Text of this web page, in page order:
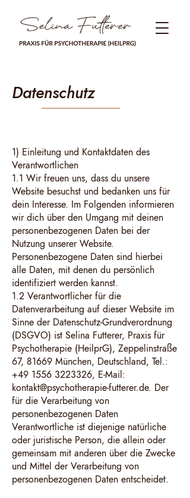
Datenschutz
1) Einleitung und Kontaktdaten des
Verantwortlichen
1.1 Wir freuen uns, dass du unsere
Website besuchst und bedanken uns für
dein Interesse. Im Folgenden informieren
wir dich über den Umgang mit deinen
personenbezogenen Daten bei der
Nutzung unserer Website.
Personenbezogene Daten sind hierbei
alle Daten, mit denen du persönlich
identifiziert werden kannst.
1.2 Verantwortlicher für die
Datenverarbeitung auf dieser Website im
Sinne der Datenschutz-Grundverordnung
(DSGVO) ist Selina Futterer, Praxis für
Psychotherapie (HeilprG), Zeppelinstraße
67, 81669 München, Deutschland, Tel.:
+49 1556 3223326, E-Mail:
kontakt@psychotherapie-futterer.de. Der
für die Verarbeitung von
personenbezogenen Daten
Verantwortliche ist diejenige natürliche
oder juristische Person, die allein oder
gemeinsam mit anderen über die Zwecke
und Mittel der Verarbeitung von
personenbezogenen Daten entscheidet.